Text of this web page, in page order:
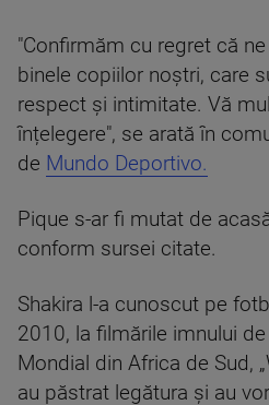
"Confirmăm cu regret că
binele copiilor noștri, care
respect și intimitate. Vă
înțelegere", se arată în
de Mundo Deportivo.
Pique s-ar fi mutat de
conform sursei citate.
Shakira l-a cunoscut pe
2010, la filmările imnului
Mondial din Africa de Sud,
au păstrat legătura și au